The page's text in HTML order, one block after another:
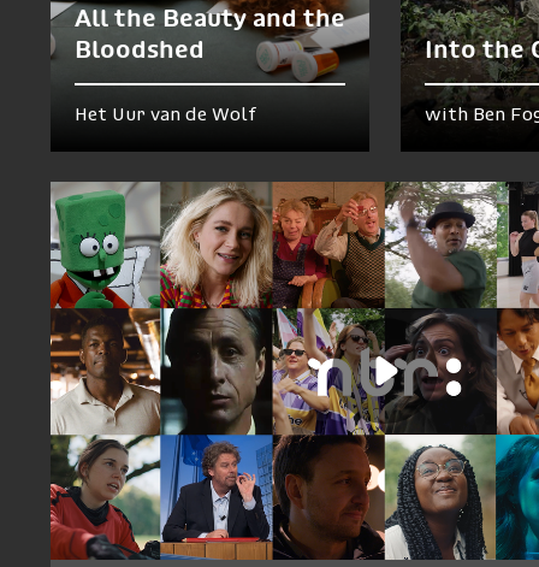
All the Beauty and the
Bloodshed
Het Uur van de Wolf
Into the
with Ben